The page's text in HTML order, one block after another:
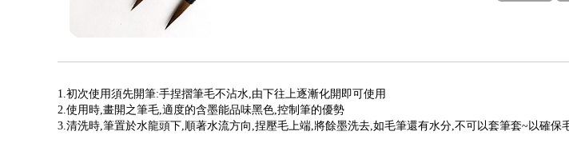
1.初次使用須先開筆:手捏摺筆毛不沾水,由下往上逐漸化開即可使用
2.使用時,畫開之筆毛,適度的含墨能品味黑色,控制筆的優勢
3.清洗時,筆置於水龍頭下,順著水流方向,捏壓毛上端,將餘墨洗去,如毛筆還有水分,不可以套筆套~以確保